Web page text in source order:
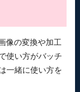
像の変換や加工
使い方がバッチ
一緒に使い方を